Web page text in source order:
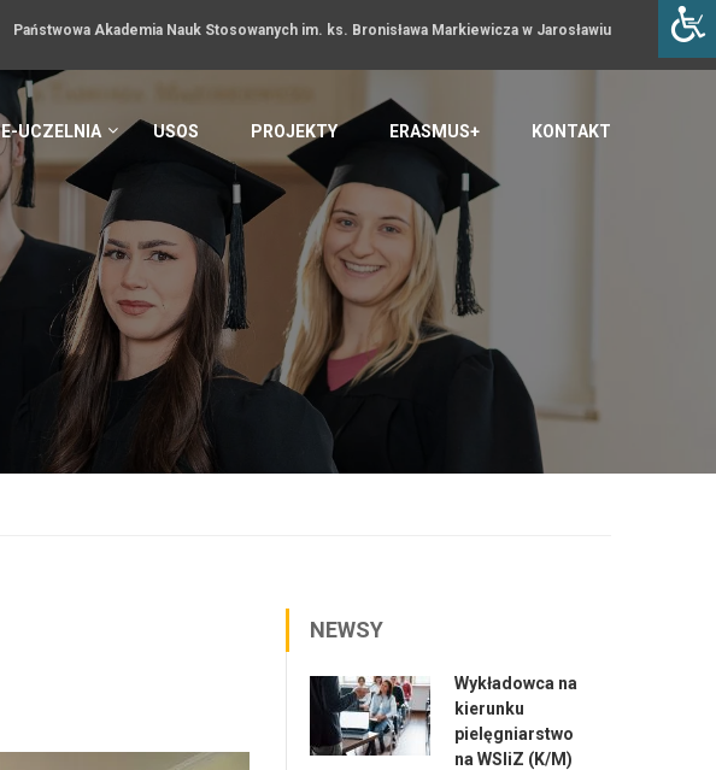
Państwowa Akademia Nauk Stosowanych im. ks. Bronisława Markiewicza w Jarosławiu
E-UCZELNIA USOS PROJEKTY ERASMUS+ KONTAKT
NEWSY
Wykładowca na
kierunku
pielęgniarstwo
na WSIiZ (K/M)